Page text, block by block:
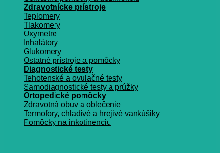
Zdravotnícke prístroje
Teplomery
Tlakomery
Oxymetre
Inhalátory
Glukomery
Ostatné prístroje a pomôcky
Diagnostické testy
Tehotenské a ovulačné testy
Samodiagnostické testy a prúžky
Ortopedické pomôcky
Zdravotná obuv a oblečenie
Termofory, chladivé a hrejivé vankúšiky
Pomôcky na inkotinenciu